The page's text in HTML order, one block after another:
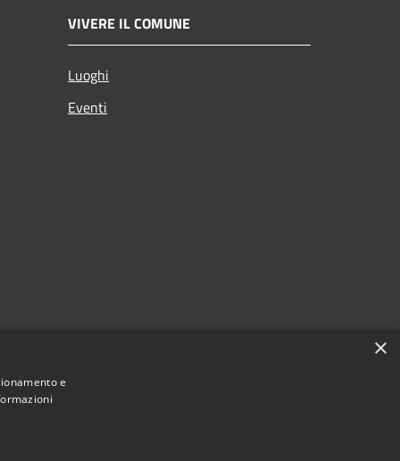
VIVERE IL COMUNE
Luoghi
Eventi
×
e